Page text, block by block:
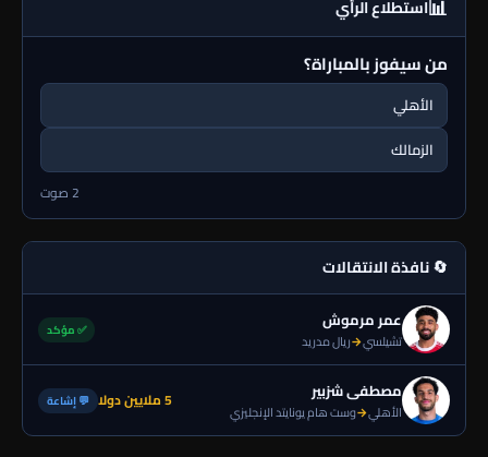
📊استطلاع الرأي
من سيفوز بالمباراة؟
الأهلي
الزمالك
2 صوت
🔄 نافذة الانتقالات
عمر مرموش
تشيلسي→ريال مدريد
✅ مؤكد
مصطفى شزبير
الأهلي→وست هام يونايتد الإنجليزي 5 ملايين دولا 💬 إشاعة